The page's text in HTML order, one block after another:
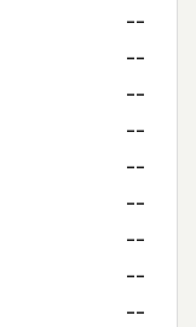
--
--
--
--
--
--
--
--
--